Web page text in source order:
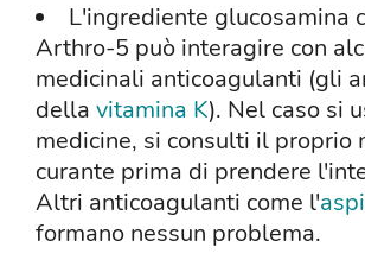
L'ingrediente glucosamina
Arthro-5 può interagire con
medicinali anticoagulanti (gli
della vitamina K). Nel caso si
medicine, si consulti il proprio
curante prima di prendere
Altri anticoagulanti come l'
formano nessun problema.